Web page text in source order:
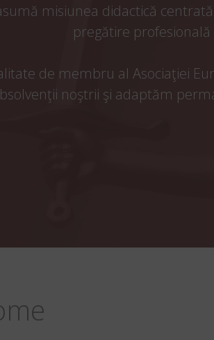
misiunea didactică
pregătire
de membru al Asociaţiei
noştrii şi adaptăm